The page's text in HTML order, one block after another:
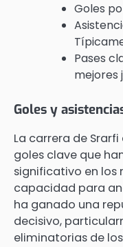
Goles
Pases
mejores
Goles y
La carrera de
goles clave que
significativo en los
capacidad para
ha ganado una
decisivo,
eliminatorias de